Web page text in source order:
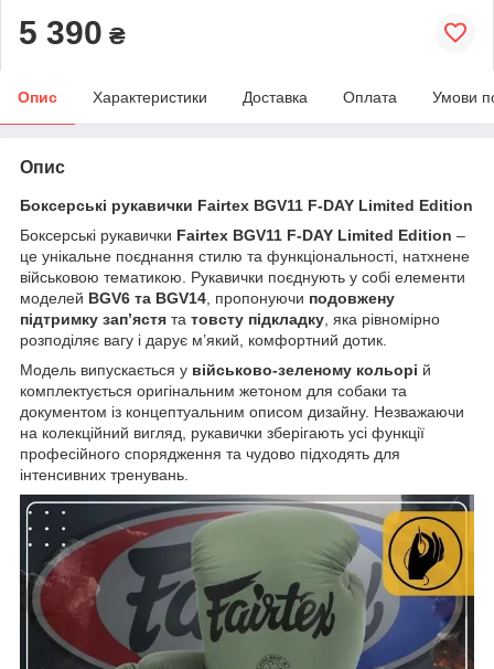
5 390 ₴
Опис Характеристики Доставка Оплата Умови
Опис
Боксерські рукавички Fairtex BGV11 F-DAY Limited Edition
Боксерські рукавички Fairtex BGV11 F-DAY Limited Edition –
це унікальне поєднання стилю та функціональності, натхнене
військовою тематикою. Рукавички поєднують у собі елементи
моделей BGV6 та BGV14 , пропонуючи подовжену
підтримку зап’ястя та товсту підкладку , яка рівномірно
розподіляє вагу і дарує м’який, комфортний дотик.
Модель випускається у військово-зеленому кольорі й
комплектується оригінальним жетоном для собаки та
документом із концептуальним описом дизайну. Незважаючи
на колекційний вигляд, рукавички зберігають усі функції
професійного спорядження та чудово підходять для
інтенсивних тренувань.